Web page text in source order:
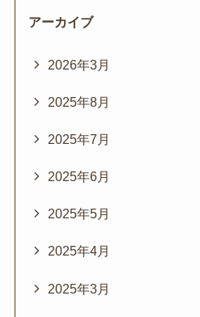
アーカイブ
2026年3月
2025年8月
2025年7月
2025年6月
2025年5月
2025年4月
2025年3月